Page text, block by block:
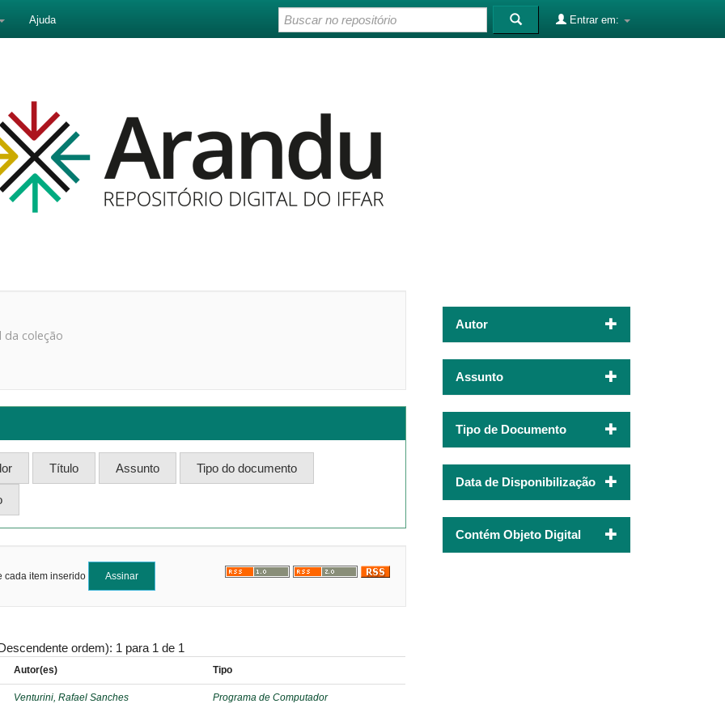
Ajuda Entrar em:
da coleção
cada item inserido
ordem): 1 para 1 de 1
Autor(es) Tipo
Venturini, Rafael Sanches Programa de Computador
Autor
Assunto
Tipo de Documento
Data de Disponibilização
Contém Objeto Digital